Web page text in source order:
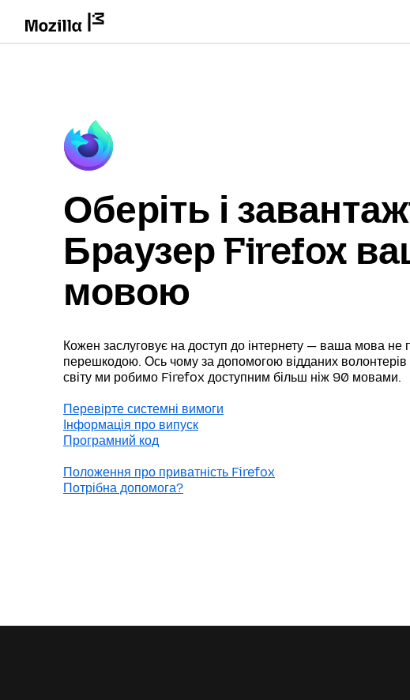
Оберіть і
Браузер Firefox
мовою
Кожен заслуговує на доступ до інтернету — ваша мова не
перешкодою. Ось чому за допомогою відданих
світу ми робимо Firefox доступним більш ніж 90 мовами.
Перевірте системні вимоги
Інформація про випуск
Програмний код
Положення про приватність Firefox
Потрібна допомога?